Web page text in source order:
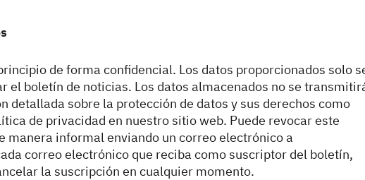
de forma confidencial. Los datos proporcionados solo
el boletín de noticias. Los datos almacenados no se
detallada sobre la protección de datos y sus derechos como
de privacidad en nuestro sitio web. Puede revocar este
informal enviando un correo electrónico a
correo electrónico que reciba como suscriptor del boletín,
la suscripción en cualquier momento.